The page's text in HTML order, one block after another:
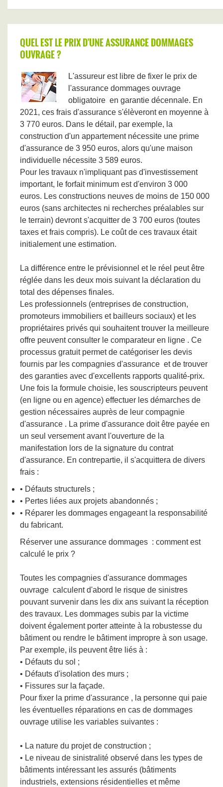
QUEL EST LE PRIX D'UNE ASSURANCE DOMMAGES
OUVRAGE ?
L'assureur est libre de fixer le prix de
l'assurance dommages ouvrage
obligatoire en garantie décennale. En
2021, ces frais d'assurance s'élèveront en moyenne à
3 770 euros. Dans le détail, par exemple, la
construction d'un appartement nécessite une prime
d'assurance de 3 950 euros, alors qu'une maison
individuelle nécessite 3 589 euros.
Pour les travaux n'impliquant pas d'investissement
important, le forfait minimum est d'environ 3 000
euros. Les constructions neuves de moins de 150 000
euros (sans architectes ni recherches préalables sur
le terrain) devront s'acquitter de 3 700 euros (toutes
taxes et frais compris). Le coût de ces travaux était
initialement une estimation.
La différence entre le prévisionnel et le réel peut être
réglée dans les deux mois suivant la déclaration du
total des dépenses finales.
Les professionnels (entreprises de construction,
promoteurs immobiliers et bailleurs sociaux) et les
propriétaires privés qui souhaitent trouver la meilleure
offre peuvent consulter le comparateur en ligne . Ce
processus gratuit permet de catégoriser les devis
fournis par les compagnies d'assurance et de trouver
des garanties avec d'excellents rapports qualité-prix.
Une fois la formule choisie, les souscripteurs peuvent
(en ligne ou en agence) effectuer les démarches de
gestion nécessaires auprès de leur compagnie
d'assurance . La prime d'assurance doit être payée en
un seul versement avant l'ouverture de la
manifestation lors de la signature du contrat
d'assurance. En contrepartie, il s'acquittera de divers
frais :
• Défauts structurels ;
• Pertes liées aux projets abandonnés ;
• Réparer les dommages engageant la responsabilité
du fabricant.
Réserver une assurance dommages : comment est
calculé le prix ?
Toutes les compagnies d'assurance dommages
ouvrage calculent d'abord le risque de sinistres
pouvant survenir dans les dix ans suivant la réception
des travaux. Les dommages subis par la victime
doivent également porter atteinte à la robustesse du
bâtiment ou rendre le bâtiment impropre à son usage.
Par exemple, ils peuvent être liés à :
• Défauts du sol ;
• Défauts d'isolation des murs ;
• Fissures sur la façade.
Pour fixer la prime d'assurance , la personne qui paie
les éventuelles réparations en cas de dommages
ouvrage utilise les variables suivantes :
• La nature du projet de construction ;
• Le niveau de sinistralité observé dans les types de
bâtiments intéressant les assurés (bâtiments
industriels, extensions résidentielles et même